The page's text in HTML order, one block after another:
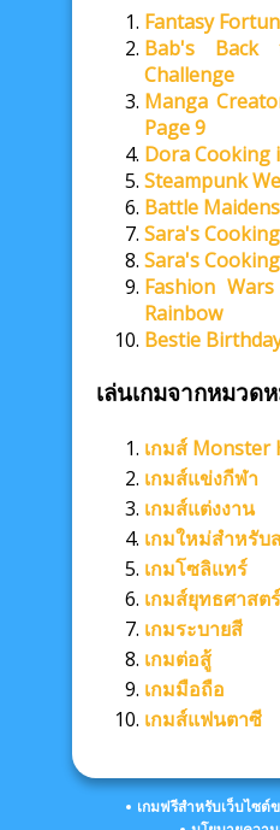
Fantasy
Bab's Back
Challenge
Manga
Page 9
Dora Cooking
Steampunk
Battle Maidens
Sara's
Sara's
Fashion
Rainbow
Bestie
เล่นเกมจากหมวด
เกมส์ Monster
เกมส์แข่งกีฬา
เกมส์แต่งงาน
เกมใหม่สำหรับ
เกมโซลิแทร์
เกมส์ยุทธศาสตร์
เกมระบายสี
เกมต่อสู้
เกมมือถือ
เกมส์แฟนตาซี
เกมฟรีสำหรับเว็บไซต์